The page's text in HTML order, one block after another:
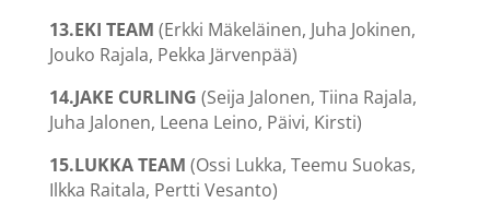
13.EKI TEAM (Erkki Mäkeläinen, Juha Jokinen,
Jouko Rajala, Pekka Järvenpää)
14.JAKE CURLING (Seija Jalonen, Tiina Rajala,
Juha Jalonen, Leena Leino, Päivi, Kirsti)
15.LUKKA TEAM (Ossi Lukka, Teemu Suokas,
Ilkka Raitala, Pertti Vesanto)